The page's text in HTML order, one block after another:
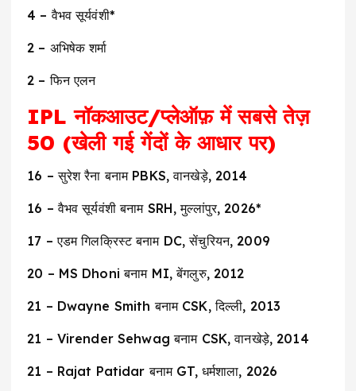
4 – वैभव सूर्यवंशी*
2 – अभिषेक शर्मा
2 – फिन एलन
IPL नॉकआउट/प्लेऑफ़ में सबसे तेज़
50 (खेली गई गेंदों के आधार पर)
16 – सुरेश रैना बनाम PBKS, वानखेड़े, 2014
16 – वैभव सूर्यवंशी बनाम SRH, मुल्लांपुर, 2026*
17 – एडम गिलक्रिस्ट बनाम DC, सेंचुरियन, 2009
20 – MS Dhoni बनाम MI, बेंगलुरु, 2012
21 – Dwayne Smith बनाम CSK, दिल्ली, 2013
21 – Virender Sehwag बनाम CSK, वानखेड़े, 2014
21 – Rajat Patidar बनाम GT, धर्मशाला, 2026